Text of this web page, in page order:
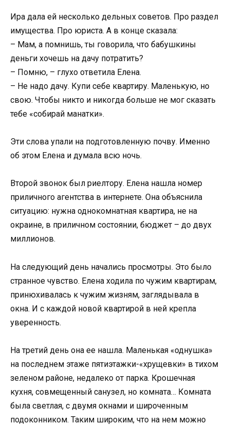
Ира дала ей несколько дельных советов. Про раздел
имущества. Про юриста. А в конце сказала:
– Мам, а помнишь, ты говорила, что бабушкины
деньги хочешь на дачу потратить?
– Помню, – глухо ответила Елена.
– Не надо дачу. Купи себе квартиру. Маленькую, но
свою. Чтобы никто и никогда больше не мог сказать
тебе «собирай манатки».
Эти слова упали на подготовленную почву. Именно
об этом Елена и думала всю ночь.
Второй звонок был риелтору. Елена нашла номер
приличного агентства в интернете. Она объяснила
ситуацию: нужна однокомнатная квартира, не на
окраине, в приличном состоянии, бюджет – до двух
миллионов.
На следующий день начались просмотры. Это было
странное чувство. Елена ходила по чужим квартирам,
принюхивалась к чужим жизням, заглядывала в
окна. И с каждой новой квартирой в ней крепла
уверенность.
На третий день она ее нашла. Маленькая «однушка»
на последнем этаже пятиэтажки-«хрущевки» в тихом
зеленом районе, недалеко от парка. Крошечная
кухня, совмещенный санузел, но комната… Комната
была светлая, с двумя окнами и широченным
подоконником. Таким широким, что на нем можно